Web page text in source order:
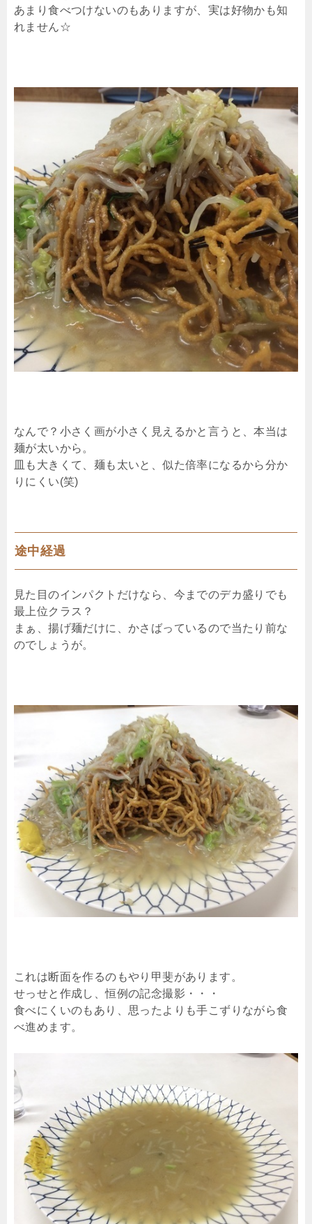
あまり食べつけないのもありますが、実は好物かも知
れません☆
なんで？小さく画が小さく見えるかと言うと、本当は
麺が太いから。
皿も大きくて、麺も太いと、似た倍率になるから分か
りにくい(笑)
途中経過
見た目のインパクトだけなら、今までのデカ盛りでも
最上位クラス？
まぁ、揚げ麺だけに、かさばっているので当たり前な
のでしょうが。
これは断面を作るのもやり甲斐があります。
せっせと作成し、恒例の記念撮影・・・
食べにくいのもあり、思ったよりも手こずりながら食
べ進めます。